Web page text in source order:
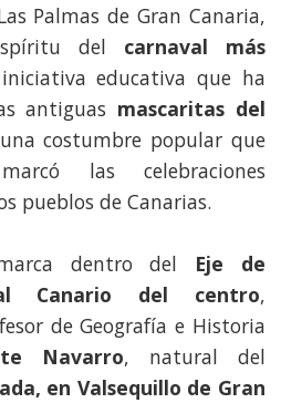
Palmas de Gran Canaria,
del carnaval más
educativa que ha
antiguas mascaritas del
costumbre popular que
las celebraciones
pueblos de Canarias.
dentro del Eje de
Canario del centro,
de Geografía e Historia
Navarro, natural del
en Valsequillo de Gran